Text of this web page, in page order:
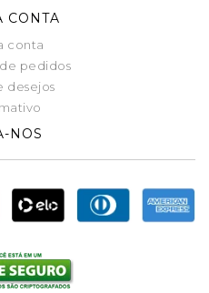
CONTA
conta
pedidos
desejos
NOS